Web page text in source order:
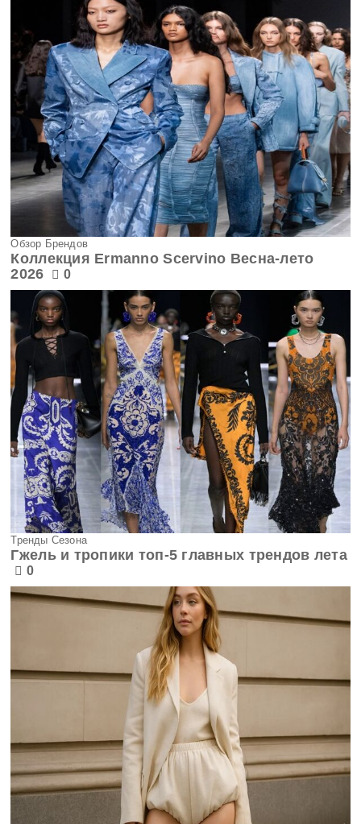
Обзор Брендов
Коллекция Ermanno Scervino Весна-лето
2026
0
Тренды Сезона
Гжель и тропики топ-5 главных трендов лета
0